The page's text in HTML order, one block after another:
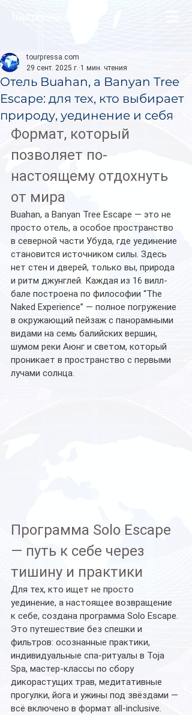
Отель Buahan, a Banyan Tree
Escape: для тех, кто выбирает
природу, уединение и себя
tourpressa.com
29 сент. 2025 г. 1 мин. чтения
Формат, который
позволяет по-
настоящему отдохнуть
от мира
Buahan, a Banyan Tree Escape — это не
просто отель, а особое пространство
в северной части Убуда, где уединение
становится источником силы. Здесь
нет стен и дверей, только вы, природа
и ритм джунглей. Каждая из 16 вилл-
бале построена по философии “The
Naked Experience” — полное погружение
в окружающий пейзаж с панорамными
видами на семь балийских вершин,
шумом реки Аюнг и светом, который
проникает в пространство с первыми
лучами солнца.
Программа Solo Escape
— путь к себе через
тишину и практики
Для тех, кто ищет не просто
уединение, а настоящее возвращение
к себе, создана программа Solo Escape.
Это путешествие без спешки и
фильтров: осознанные практики,
индивидуальные спа-ритуалы в Toja
Spa, мастер-классы по сбору
дикорастущих трав, медитативные
прогулки, йога и ужины под звёздами —
всё включено в формат all-inclusive.